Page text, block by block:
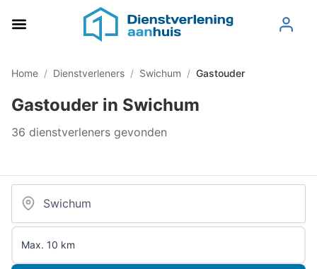
Home / Dienstverleners / Swichum / Gastouder
Gastouder in Swichum
36 dienstverleners gevonden